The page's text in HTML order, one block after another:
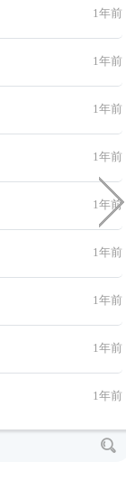
1年前
1年前
1年前
1年前
1年前
1年前
1年前
1年前
1年前